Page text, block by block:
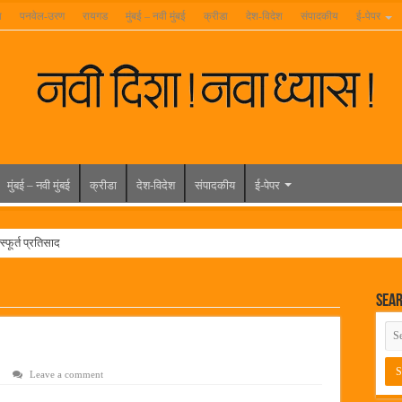
पनवेल-उरण रायगड मुंबई – नवी मुंबई क्रीडा देश-विदेश संपादकीय ई-पेपर
मुंबई – नवी मुंबई क्रीडा देश-विदेश संपादकीय ई-पेपर
प्रतिसाद
रेनकोट, शिक्षकांना छत्री वाटप
वाढदिवसानिमित्त राज्यभरातून शुभेच्छांचा वर्षाव
Leave a comment